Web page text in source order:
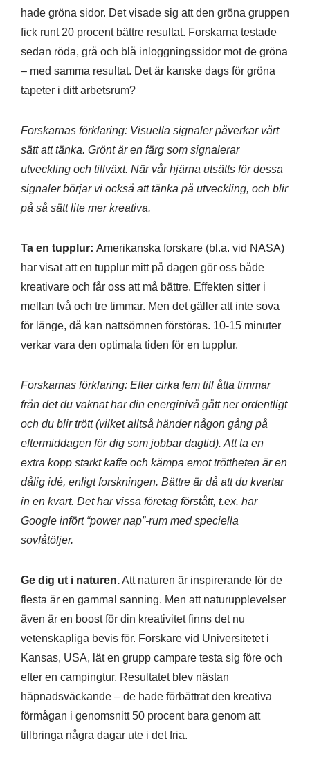
hade gröna sidor. Det visade sig att den gröna gruppen
fick runt 20 procent bättre resultat. Forskarna testade
sedan röda, grå och blå inloggningssidor mot de gröna
– med samma resultat. Det är kanske dags för gröna
tapeter i ditt arbetsrum?
Forskarnas förklaring: Visuella signaler påverkar vårt
sätt att tänka. Grönt är en färg som signalerar
utveckling och tillväxt. När vår hjärna utsätts för dessa
signaler börjar vi också att tänka på utveckling, och blir
på så sätt lite mer kreativa.
Ta en tupplur: Amerikanska forskare (bl.a. vid NASA)
har visat att en tupplur mitt på dagen gör oss både
kreativare och får oss att må bättre. Effekten sitter i
mellan två och tre timmar. Men det gäller att inte sova
för länge, då kan nattsömnen förstöras. 10-15 minuter
verkar vara den optimala tiden för en tupplur.
Forskarnas förklaring: Efter cirka fem till åtta timmar
från det du vaknat har din energinivå gått ner ordentligt
och du blir trött (vilket alltså händer någon gång på
eftermiddagen för dig som jobbar dagtid). Att ta en
extra kopp starkt kaffe och kämpa emot tröttheten är en
dålig idé, enligt forskningen. Bättre är då att du kvartar
in en kvart. Det har vissa företag förstått, t.ex. har
Google infört “power nap”-rum med speciella
sovfåtöljer.
Ge dig ut i naturen.Att naturen är inspirerande för de
flesta är en gammal sanning. Men att naturupplevelser
även är en boost för din kreativitet finns det nu
vetenskapliga bevis för. Forskare vid Universitetet i
Kansas, USA, lät en grupp campare testa sig före och
efter en campingtur. Resultatet blev nästan
häpnadsväckande – de hade förbättrat den kreativa
förmågan i genomsnitt 50 procent bara genom att
tillbringa några dagar ute i det fria.